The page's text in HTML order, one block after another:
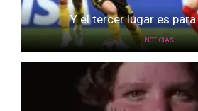
Y el tercer lugar es
NOTICIAS